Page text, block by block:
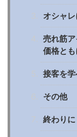
オシャ
売れ筋
価格と
接客を
その他
終わりに